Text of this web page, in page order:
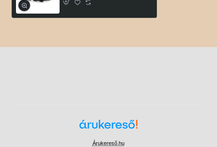
Árukereső.hu